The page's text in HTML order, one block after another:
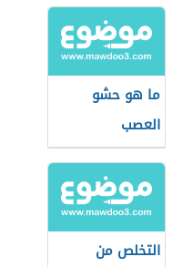
ما هو حشو
العصب
التخلص من